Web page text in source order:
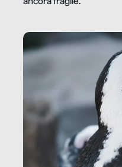
ancora fragile.